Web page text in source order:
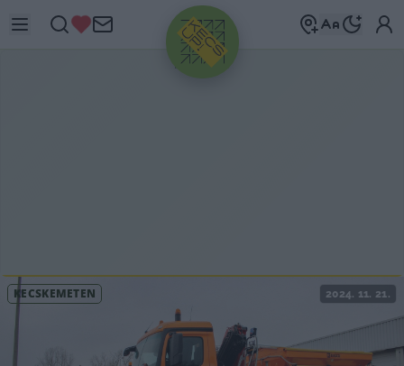
HIRDETÉS
KECSKEMÉTEN 2024. 11. 21.